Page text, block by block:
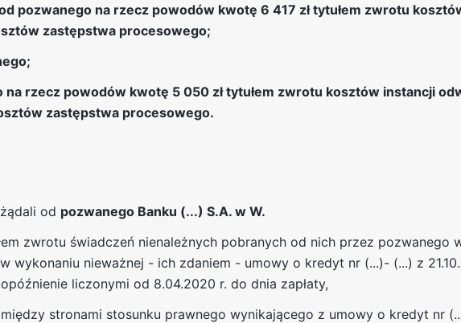
pozwanego na rzecz powodów kwotę 6 417 zł tytułem zwrotu
zastępstwa procesowego;
na rzecz powodów kwotę 5 050 zł tytułem zwrotu kosztów instancji
zastępstwa procesowego.
od pozwanego Banku (...) S.A. w W.
zwrotu świadczeń nienależnych pobranych od nich przez pozwanego
wykonaniu nieważnej - ich zdaniem - umowy o kredyt nr (...)- (...) z
liczonymi od 8.04.2020 r. do dnia zapłaty,
stronami stosunku prawnego wynikającego z umowy o kredyt nr